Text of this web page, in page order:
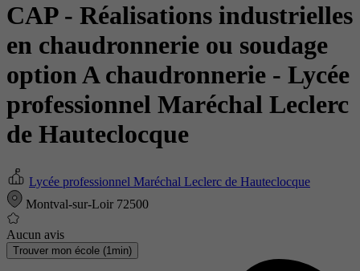
CAP - Réalisations industrielles
en chaudronnerie ou soudage
option A chaudronnerie - Lycée
professionnel Maréchal Leclerc
de Hauteclocque
Lycée professionnel Maréchal Leclerc de Hauteclocque
Montval-sur-Loir 72500
Aucun avis
Trouver mon école (1min)